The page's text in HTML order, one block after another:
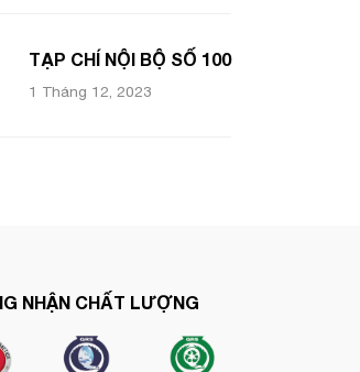
TẠP CHÍ NỘI BỘ SỐ 100
1 Tháng 12, 2023
NHẬN CHẤT LƯỢNG